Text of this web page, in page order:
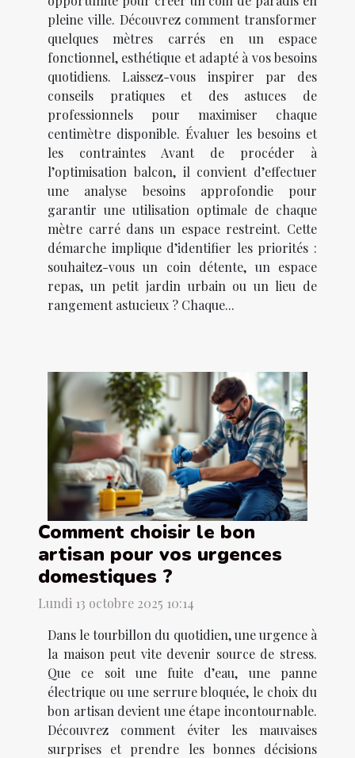
pleine ville. Découvrez comment transformer
quelques mètres carrés en un espace
fonctionnel, esthétique et adapté à vos besoins
quotidiens. Laissez-vous inspirer par des
conseils pratiques et des astuces de
professionnels pour maximiser chaque
centimètre disponible. Évaluer les besoins et
les contraintes Avant de procéder à
l’optimisation balcon, il convient d’effectuer
une analyse besoins approfondie pour
garantir une utilisation optimale de chaque
mètre carré dans un espace restreint. Cette
démarche implique d’identifier les priorités :
souhaitez-vous un coin détente, un espace
repas, un petit jardin urbain ou un lieu de
rangement astucieux ? Chaque...
Comment choisir le bon
artisan pour vos urgences
domestiques ?
Lundi 13 octobre 2025 10:14
Dans le tourbillon du quotidien, une urgence à
la maison peut vite devenir source de stress.
Que ce soit une fuite d’eau, une panne
électrique ou une serrure bloquée, le choix du
bon artisan devient une étape incontournable.
Découvrez comment éviter les mauvaises
surprises et prendre les bonnes décisions